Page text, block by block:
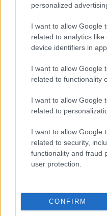
personalized
I want to allow Google
related to analytics
device identifiers in
I want to allow Google
related to functionality
I want to allow Google
related to
I want to allow Google
related to security,
functionality and fraud
user protection.
CONFIRM
supporters nerazzurri
Beatrice Bonaventura · 9 Ago 2026
FITNESS